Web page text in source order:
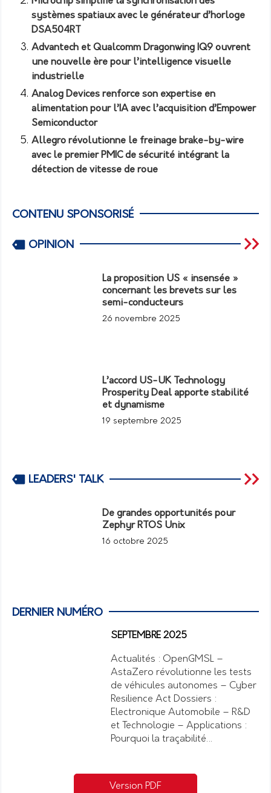
systèmes spatiaux avec le générateur d’horloge
DSA504RT
Advantech et Qualcomm Dragonwing IQ9 ouvrent
une nouvelle ère pour l’intelligence visuelle
industrielle
Analog Devices renforce son expertise en
alimentation pour l’IA avec l’acquisition d’Empower
Semiconductor
Allegro révolutionne le freinage brake-by-wire
avec le premier PMIC de sécurité intégrant la
détection de vitesse de roue
CONTENU SPONSORISÉ
OPINION
La proposition US « insensée »
concernant les brevets sur les
semi-conducteurs
26 novembre 2025
L’accord US-UK Technology
Prosperity Deal apporte stabilité
et dynamisme
19 septembre 2025
LEADERS' TALK
De grandes opportunités pour
Zephyr RTOS Unix
16 octobre 2025
DERNIER NUMÉRO
SEPTEMBRE 2025
Actualités : OpenGMSL –
AstaZero révolutionne les tests
de véhicules autonomes – Cyber
Resilience Act Dossiers :
Electronique Automobile – R&D
et Technologie – Applications :
Pourquoi la traçabilité…
Version PDF